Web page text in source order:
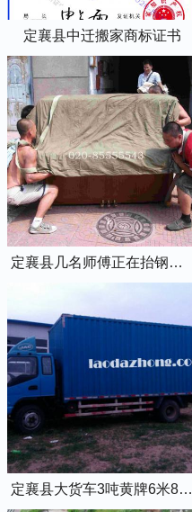
定襄县中迁搬家商标证书
定襄县几名师傅正在抬钢琴上楼
定襄县大货车3吨黄牌6米8的厢式货车